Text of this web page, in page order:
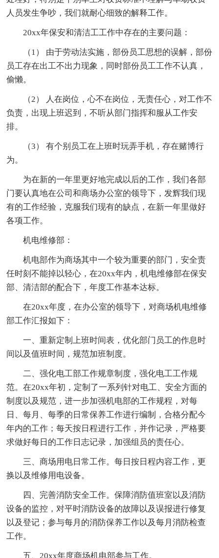
人员发生争吵，我们就耐心细致的解释工作。
20xx年保安和清洁工工作中存在的主要问题：
（1） 由于劳动法实施，部份员工思想的误解，部份
员工存在出工不出力现象，同时部份员工工作不认真，
偷懒。
（2） 人在岗位，心不在岗位，无责任心，对工作不
负责，出现上班迟到，不听从部门指挥和服从工作安
排。
（3） 有个别员工在上班时玩弄手机，存在赌博行
为。
为在新的一年里更好地完成以后的工作，我们各部
门要认真地在公司和商场办公室的领导下，发辉我们现
有的工作经验，克服我们现有的缺点，在新一年里做好
各项工作。
机电维修部：
机电部作为商场其中一个较为重要的部门，安全责
任时刻不能掉以轻心，在20xx年内，机电维修部在保安
部、清洁部的配合下，年度工作基本达标。
在20xx年度，在办公室的领导下，对商场机电维修
部工作汇报如下：
一、重新定制上班时间表，优化部门员工的作息时
间以及值班时间，规范加班制度。
二、强化电工部工作规章制度，强化电工工作规
范。在20xx年初，定制了一系列针对电工、安全方面的
制度以及规范，进一步加强机电部的工作规程，对每
日、每月、每季的日常保养工作进行编制，合格分配今
年内的工作；每天按日程进行工作，并作记录，严格要
求做好每日的工作日志记录，加强组员的责任心。
三、商场用电日常工作。每日按日程内容工作，更
换以及维修用电设备。
四、完善消防安全工作。保障消防值班室以及消防
设备的监控，对平时消防设备的故障以及误报进行修复
以及登记；参与每月的消防保养工作以及每月消防检查
工作。
五、20xx年度商场机电部参与工作。